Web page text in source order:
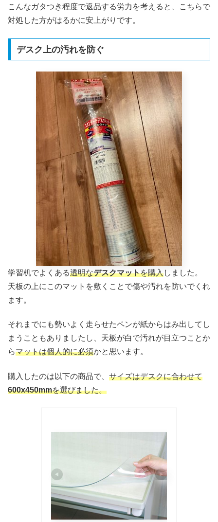
こんなガタつき程度で返品する労力を考えると、こちらで
対処した方がはるかに安上がりです。
デスク上の汚れを防ぐ
学習机でよくある透明なデスクマットを購入しました。
天板の上にこのマットを敷くことで傷や汚れを防いでくれ
ます。
それまでにも勢いよく走らせたペンが紙からはみ出してし
まうこともありましたし、天板が白で汚れが目立つことか
らマットは個人的に必須かと思います。
購入したのは以下の商品で、 サイズはデスクに合わせて
600x450mmを選びました。